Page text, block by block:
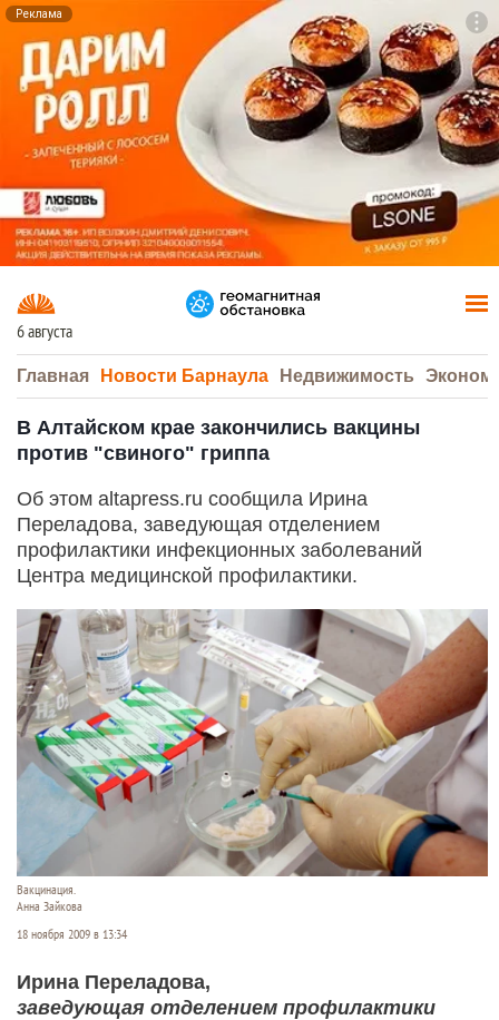
Реклама
6 августа
Главная Новости Барнаула Недвижимость
В Алтайском крае закончились вакцины
против "свиного" гриппа
Об этом altapress.ru сообщила Ирина
Переладова, заведующая отделением
профилактики инфекционных заболеваний
Центра медицинской профилактики.
Вакцинация.
Анна Зайкова
18 ноября 2009 в 13:34
Ирина Переладова,
заведующая отделением профилактики